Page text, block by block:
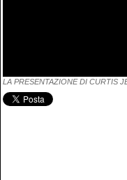
LA PRESENTAZIONE DI CURTIS